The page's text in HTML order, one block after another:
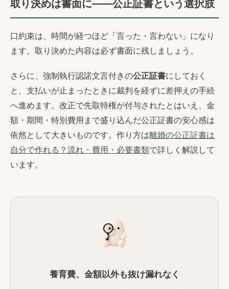
取り決めは書面に——公正証書という選択肢
口約束は、時間が経つほど「言った・言わない」になり
ます。取り決めた内容は必ず書面に残しましょう。
さらに、強制執行認諾文言付きの公正証書にしておく
と、支払いが止まったときに裁判を経ずに差押えの手続
へ進めます。改正で先取特権が付与されたとはいえ、金
額・期間・特別費用まで盛り込んだ公正証書の安心感は
依然として大きいものです。作り方は離婚の公正証書は
自分で作れる？流れ・費用・必要書類で詳しく解説して
います。
養育費、金額以外も抜け漏れなく